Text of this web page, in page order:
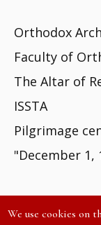
Orthodox
Faculty of
The Altar of
ISSTA
Pilgrimage
"December 1,
We use cookies on